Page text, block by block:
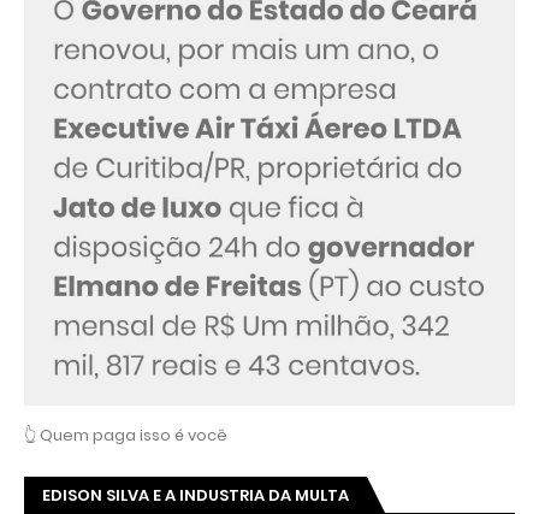
👆 Quem paga isso é você
EDISON SILVA E A INDUSTRIA DA MULTA